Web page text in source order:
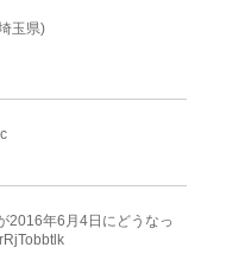
玉県)
2016年6月4日にどうなっ